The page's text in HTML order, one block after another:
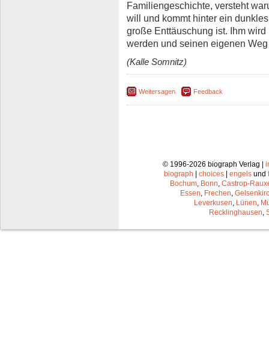
Familiengeschichte, versteht
will und kommt hinter ein
große Enttäuschung ist. Ihm
werden und seinen eigenen
(Kalle Somnitz)
Weitersagen Feedback
© 1996-2026 biograph Verlag |
biograph
choices engels und
Bochum, Bonn, Castrop-
Essen, Frechen,
Leverkusen, Lünen,
Recklinghausen,